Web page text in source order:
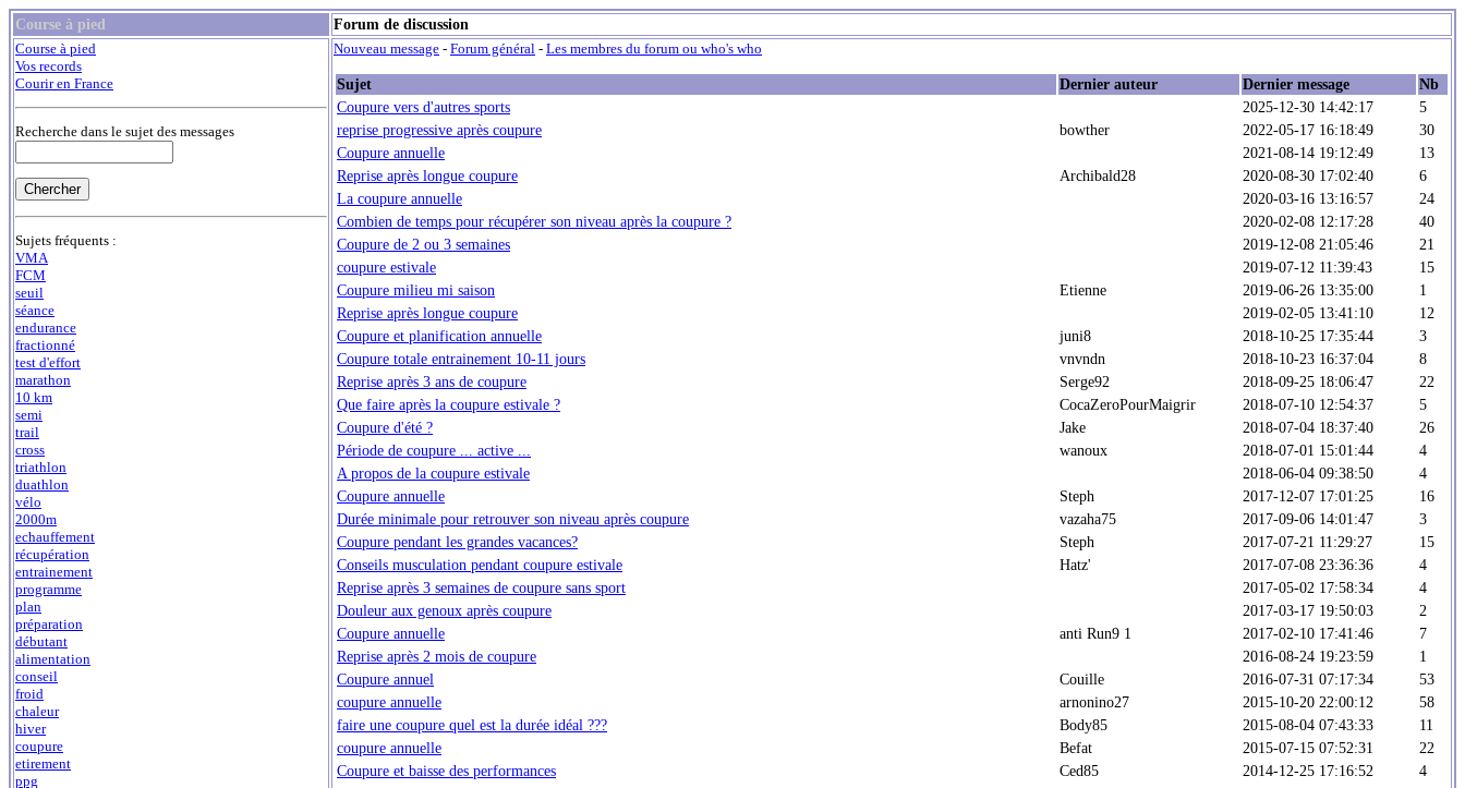
Course à pied Forum de discussion
Course à pied
Vos records
Courir en France
Recherche dans le sujet des messages
Sujets fréquents :
VMA
FCM
seuil
séance
endurance
fractionné
test d'effort
marathon
10 km
semi
trail
cross
triathlon
duathlon
vélo
2000m
echauffement
récupération
entrainement
programme
plan
préparation
débutant
alimentation
conseil
froid
chaleur
hiver
coupure
etirement
ppg
Nouveau message - Forum général - Les membres du forum ou who's who
Sujet Dernier auteur Dernier message
Nb
Coupure vers d'autres sports
2025-12-30 14:42:17
5
reprise progressive après coupure
bowther 2022-05-17 16:18:49
30
Coupure annuelle
2021-08-14 19:12:49
13
Reprise après longue coupure
Archibald28 2020-08-30 17:02:40
6
La coupure annuelle
2020-03-16 13:16:57
24
Combien de temps pour récupérer son niveau après la coupure ?
2020-02-08 12:17:28
40
Coupure de 2 ou 3 semaines
2019-12-08 21:05:46
21
coupure estivale
2019-07-12 11:39:43
15
Coupure milieu mi saison
Etienne 2019-06-26 13:35:00
1
Reprise après longue coupure
2019-02-05 13:41:10
12
Coupure et planification annuelle
juni8 2018-10-25 17:35:44
3
Coupure totale entrainement 10-11 jours
vnvndn 2018-10-23 16:37:04
8
Reprise après 3 ans de coupure
Serge92 2018-09-25 18:06:47
22
Que faire après la coupure estivale ?
CocaZeroPourMaigrir 2018-07-10 12:54:37
5
Coupure d'été ?
Jake 2018-07-04 18:37:40
26
Période de coupure ... active ...
wanoux 2018-07-01 15:01:44
4
A propos de la coupure estivale
2018-06-04 09:38:50
4
Coupure annuelle
Steph 2017-12-07 17:01:25
16
Durée minimale pour retrouver son niveau après coupure
vazaha75 2017-09-06 14:01:47
3
Coupure pendant les grandes vacances?
Steph 2017-07-21 11:29:27
15
Conseils musculation pendant coupure estivale
Hatz' 2017-07-08 23:36:36
4
Reprise après 3 semaines de coupure sans sport
2017-05-02 17:58:34
4
Douleur aux genoux après coupure
2017-03-17 19:50:03
2
Coupure annuelle
anti Run9 1 2017-02-10 17:41:46
7
Reprise après 2 mois de coupure
2016-08-24 19:23:59
1
Coupure annuel
Couille 2016-07-31 07:17:34
53
coupure annuelle
arnonino27 2015-10-20 22:00:12
58
faire une coupure quel est la durée idéal ???
Body85 2015-08-04 07:43:33
11
coupure annuelle
Befat 2015-07-15 07:52:31
22
Coupure et baisse des performances
Ced85 2014-12-25 17:16:52
4